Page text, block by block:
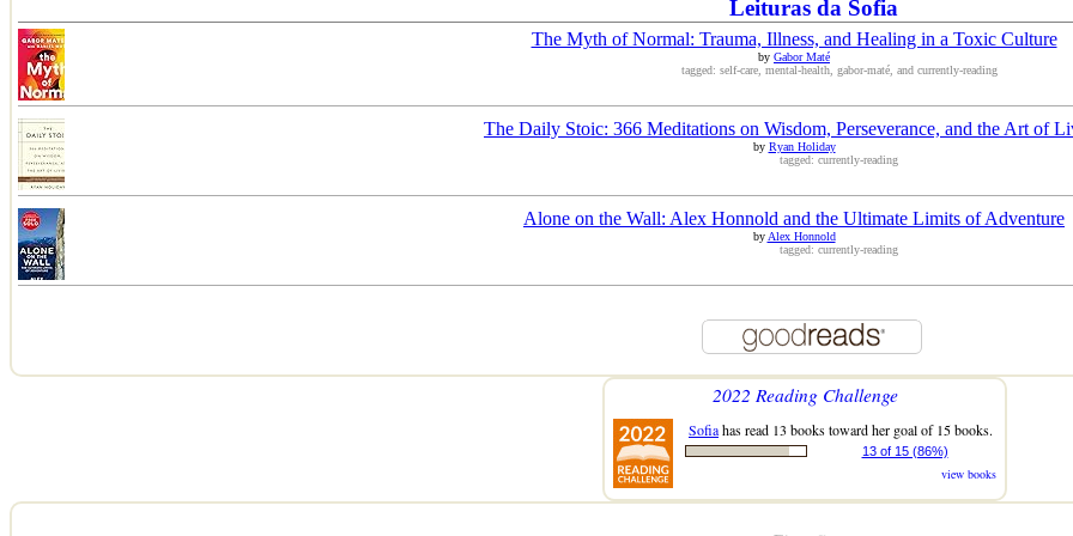
Leituras da Sofia
The Myth of Normal: Trauma, Illness, and Healing in a Toxic Culture
by Gabor Maté
tagged: self-care, mental-health, gabor-maté, and currently-reading
The Daily Stoic: 366 Meditations on Wisdom, Perseverance, and the Art of
by Ryan Holiday
tagged: currently-reading
Alone on the Wall: Alex Honnold and the Ultimate Limits of Adventure
by Alex Honnold
tagged: currently-reading
2022 Reading Challenge
Sofiahas read 13 books toward her goal of 15 books.
13 of 15 (86%)
view books